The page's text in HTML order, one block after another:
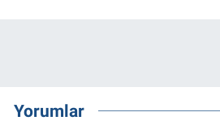
Yorumlar